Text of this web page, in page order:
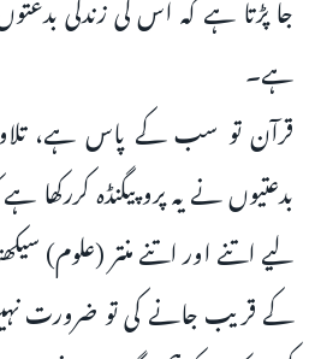
ہے۔
قرآن تو سب کے پاس ہے،
بدعتیوں نے یہ پروپیگنڈہ کررکھا
لیے اتنے اور اتنے منتر (علوم)
کے قریب جانے کی تو ضرورت